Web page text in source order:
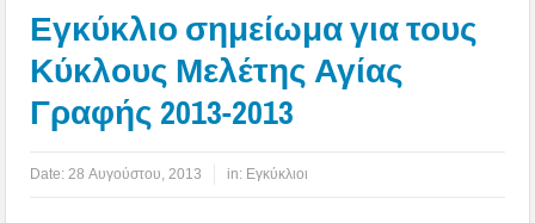
Εγκύκλιο σημείωμα για τους
Κύκλους Μελέτης Αγίας
Γραφής 2013-2013
Date: 28 Αυγούστου, 2013 in: Εγκύκλιοι